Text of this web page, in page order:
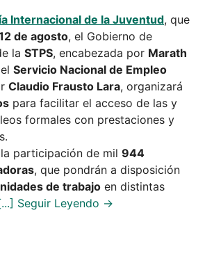
Internacional de la Juventud, que
de agosto, el Gobierno de
la STPS, encabezada por Marath
Servicio Nacional de Empleo
Claudio Frausto Lara, organizará
para facilitar el acceso de las y
formales con prestaciones y
participación de mil 944
, que pondrán a disposición
de trabajo en distintas